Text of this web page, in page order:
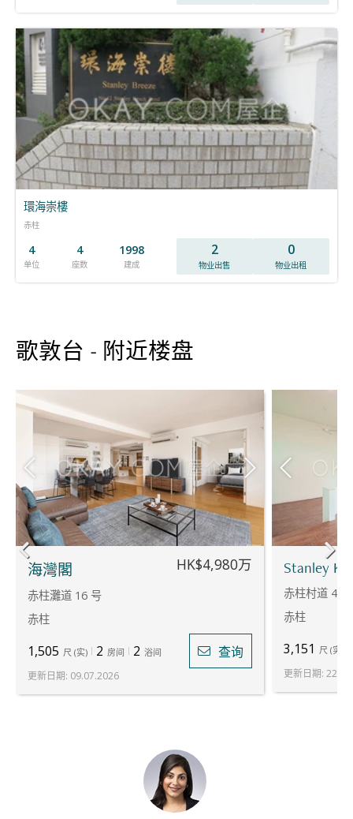
環海崇樓
赤柱
4
单位
4
座数
1998
建成
2
物业出售
0
物业出租
歌敦台 - 附近楼盘
海灣閣
赤柱灘道 16 号
赤柱
HK$4,980万
1,505 尺 (实) 2 房间 2 浴间 查询
更新日期: 09.07.2026
Stanley
赤柱村道 42
赤柱
3,151 尺 (实
更新日期: